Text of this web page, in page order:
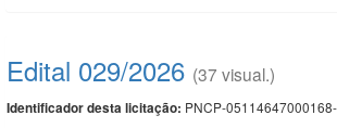
Edital 029/2026 (37 visual.)
Identificador desta licitação: PNCP-